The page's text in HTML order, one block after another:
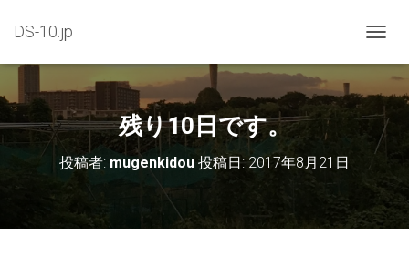
DS-10.jp
ビ
ー
シ
ョ
ン
り
替
残り10日です。
投稿者: mugenkidou 投稿日:2017年8月21日